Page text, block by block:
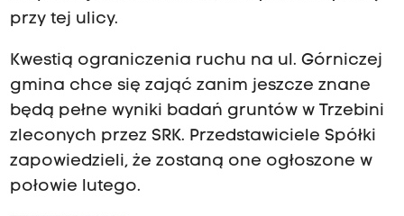
przy tej ulicy.
Kwestią ograniczenia ruchu na ul. Górniczej
gmina chce się zająć zanim jeszcze znane
będą pełne wyniki badań gruntów w Trzebini
zleconych przez SRK. Przedstawiciele Spółki
zapowiedzieli, że zostaną one ogłoszone w
połowie lutego.